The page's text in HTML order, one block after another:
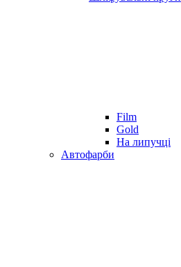
Film
Gold
На липучці
Автофарби